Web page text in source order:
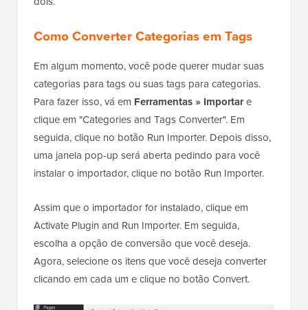
Como Converter Categorias em Tags
Em algum momento, você pode querer mudar suas
categorias para tags ou suas tags para categorias.
Para fazer isso, vá em Ferramentas » Importare
clique em "Categories and Tags Converter". Em
seguida, clique no botão Run Importer. Depois disso,
uma janela pop-up será aberta pedindo para você
instalar o importador, clique no botão Run Importer.
Assim que o importador for instalado, clique em
Activate Plugin and Run Importer. Em seguida,
escolha a opção de conversão que você deseja.
Agora, selecione os itens que você deseja converter
clicando em cada um e clique no botão Convert.